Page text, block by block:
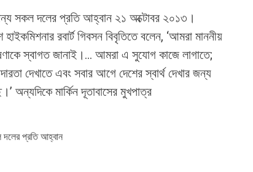
সকল দলের প্রতি আহ্বান ২১ অক্টোবর ২০১৩।
হাইকমিশনার রবার্ট গিবসন বিবৃতিতে বলেন, ‘আমরা মাননীয়
স্বাগত জানাই।… আমরা এ সুযোগ কাজে লাগাতে;
দেখাতে এবং সবার আগে দেশের স্বার্থ দেখার জন্য
অন্যদিকে মার্কিন দূতাবাসের মুখপাত্র
দলের প্রতি আহ্বান